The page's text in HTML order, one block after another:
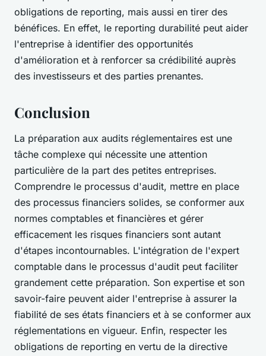
obligations de reporting, mais aussi en tirer des
bénéfices. En effet, le reporting durabilité peut aider
l'entreprise à identifier des opportunités
d'amélioration et à renforcer sa crédibilité auprès
des investisseurs et des parties prenantes.
Conclusion
La préparation aux audits réglementaires est une
tâche complexe qui nécessite une attention
particulière de la part des petites entreprises.
Comprendre le processus d'audit, mettre en place
des processus financiers solides, se conformer aux
normes comptables et financières et gérer
efficacement les risques financiers sont autant
d'étapes incontournables. L'intégration de l'expert
comptable dans le processus d'audit peut faciliter
grandement cette préparation. Son expertise et son
savoir-faire peuvent aider l'entreprise à assurer la
fiabilité de ses états financiers et à se conformer aux
réglementations en vigueur. Enfin, respecter les
obligations de reporting en vertu de la directive